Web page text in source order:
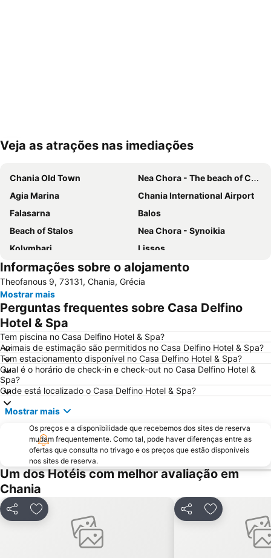
Ampliar mapa
Veja as atrações nas imediações
Chania Old Town
Nea Chora - The beach of Chania
Agia Marina
Chania International Airport
Falasarna
Balos
Beach of Stalos
Nea Chora - Synoikia
Kolymbari
Lissos
Halepa
Beach of Maleme
Kavros
Rethymnon Τown Beach
Dikastiria
Pahiana
Almyrida
Lake Kournas
Kissamos Port
Agii Apostoli
Giaourtoplimmira
Kiani Akti
Vamos Traditional Village
Topolia Gorge
741 00
Informações sobre o alojamento
Theofanous 9, 73131, Chania, Grécia
Mostrar mais
Perguntas frequentes sobre Casa Delfino
Hotel & Spa
Tem piscina no Casa Delfino Hotel & Spa?
Animais de estimação são permitidos no Casa Delfino Hotel & Spa?
Tem estacionamento disponível no Casa Delfino Hotel & Spa?
Qual é o horário de check-in e check-out no Casa Delfino Hotel &
Spa?
Onde está localizado o Casa Delfino Hotel & Spa?
Mostrar mais
Os preços e a disponibilidade que recebemos dos sites de reserva
mudam frequentemente. Como tal, pode haver diferenças entre as
ofertas que consulta no trivago e os preços que estão disponíveis
nos sites de reserva.
Um dos Hotéis com melhor avaliação em
Chania
PartilharAdicionar aos favoritos PartilharAdicionar